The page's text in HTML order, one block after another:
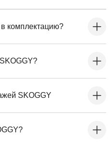
в комплектацию?
SKOGGY